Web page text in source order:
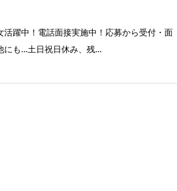
活躍中！電話面接実施中！応募から受付・面
にも…土日祝日休み、残…